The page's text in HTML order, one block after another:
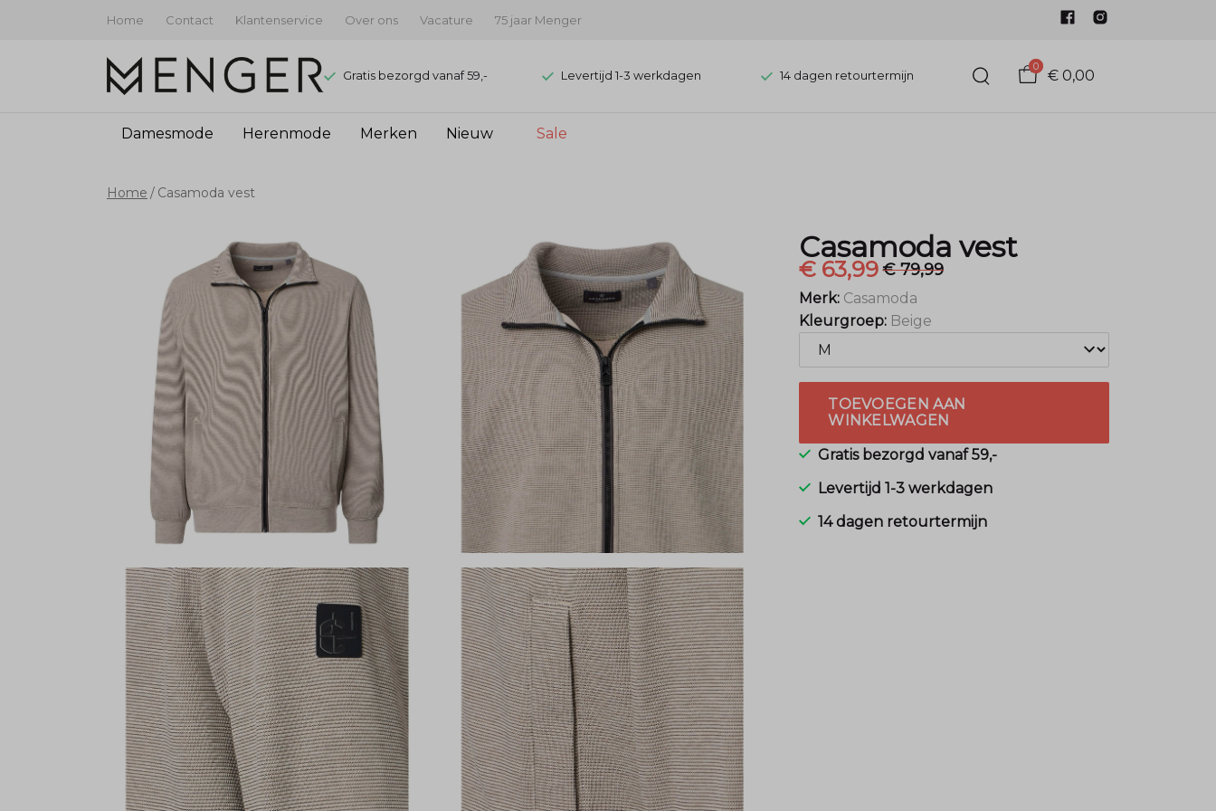
Home Contact Klantenservice Over ons Vacature 75 jaar Menger
Gratis bezorgd vanaf 59,- Levertijd 1-3 werkdagen 14 dagen retourtermijn
0
€ 0,00
Damesmode Herenmode Merken Nieuw Sale
Casamoda
Menger
Home Casamoda vest
Casamoda vest
€ 63,99€ 79,99
Merk: Casamoda
Kleurgroep: Beige
TOEVOEGEN AAN
WINKELWAGEN
Gratis bezorgd vanaf 59,-
Levertijd 1-3 werkdagen
14 dagen retourtermijn